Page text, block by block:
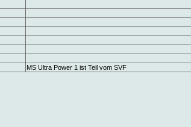
MS Ultra Power 1 ist Teil vom SVF